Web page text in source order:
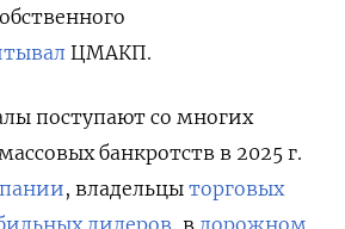
ЦМАКП.
поступают со многих
банкротств в 2025 г.
, владельцы торговых